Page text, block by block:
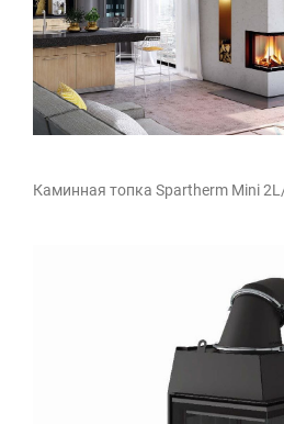
Каминная топка Spartherm Mini